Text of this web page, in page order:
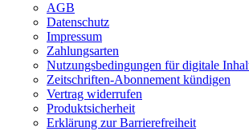
AGB
Datenschutz
Impressum
Zahlungsarten
Nutzungsbedingungen für digitale
Zeitschriften-Abonnement kündigen
Vertrag widerrufen
Produktsicherheit
Erklärung zur Barrierefreiheit